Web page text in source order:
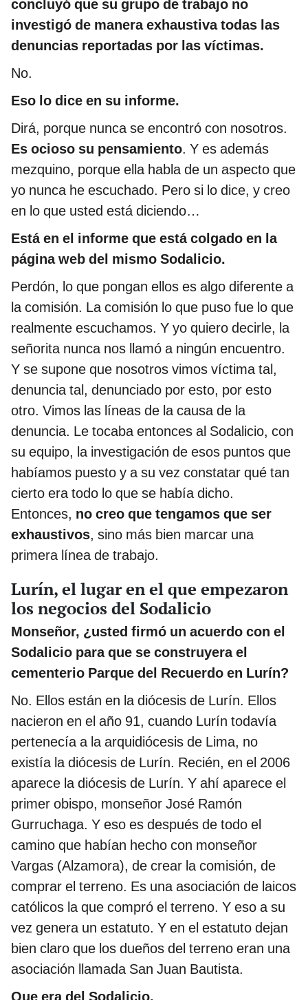
concluyó que su grupo de trabajo no
investigó de manera exhaustiva todas las
denuncias reportadas por las víctimas.
No.
Eso lo dice en su informe.
Dirá, porque nunca se encontró con nosotros.
Es ocioso su pensamiento. Y es además
mezquino, porque ella habla de un aspecto que
yo nunca he escuchado. Pero si lo dice, y creo
en lo que usted está diciendo…
Está en el informe que está colgado en la
página web del mismo Sodalicio.
Perdón, lo que pongan ellos es algo diferente a
la comisión. La comisión lo que puso fue lo que
realmente escuchamos. Y yo quiero decirle, la
señorita nunca nos llamó a ningún encuentro.
Y se supone que nosotros vimos víctima tal,
denuncia tal, denunciado por esto, por esto
otro. Vimos las líneas de la causa de la
denuncia. Le tocaba entonces al Sodalicio, con
su equipo, la investigación de esos puntos que
habíamos puesto y a su vez constatar qué tan
cierto era todo lo que se había dicho.
Entonces, no creo que tengamos que ser
exhaustivos, sino más bien marcar una
primera línea de trabajo.
Lurín, el lugar en el que empezaron
los negocios del Sodalicio
Monseñor, ¿usted firmó un acuerdo con el
Sodalicio para que se construyera el
cementerio Parque del Recuerdo en Lurín?
No. Ellos están en la diócesis de Lurín. Ellos
nacieron en el año 91, cuando Lurín todavía
pertenecía a la arquidiócesis de Lima, no
existía la diócesis de Lurín. Recién, en el 2006
aparece la diócesis de Lurín. Y ahí aparece el
primer obispo, monseñor José Ramón
Gurruchaga. Y eso es después de todo el
camino que habían hecho con monseñor
Vargas (Alzamora), de crear la comisión, de
comprar el terreno. Es una asociación de laicos
católicos la que compró el terreno. Y eso a su
vez genera un estatuto. Y en el estatuto dejan
bien claro que los dueños del terreno eran una
asociación llamada San Juan Bautista.
Que era del Sodalicio.